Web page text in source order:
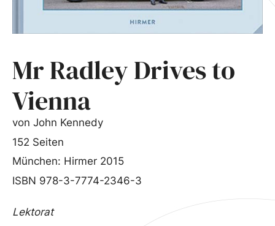
Mr Radley Drives to
Vienna
von John Kennedy
152 Seiten
München: Hirmer 2015
ISBN 978-3-7774-2346-3
Lektorat